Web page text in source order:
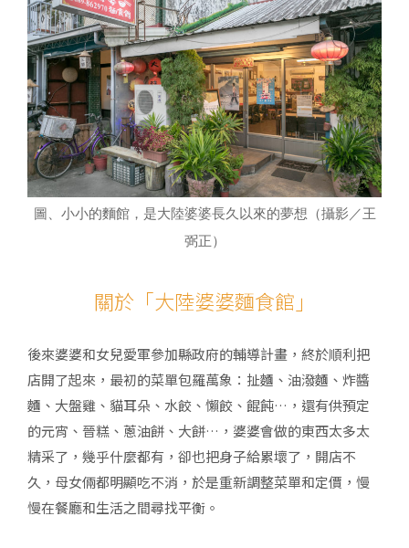
圖、小小的麵館，是大陸婆婆長久以來的夢想（攝影／王
弼正）
關於「大陸婆婆麵食館」
後來婆婆和女兒愛軍參加縣政府的輔導計畫，終於順利把
店開了起來，最初的菜單包羅萬象：扯麵、油潑麵、炸醬
麵、大盤雞、貓耳朵、水餃、懶餃、餛飩…，還有供預定
的元宵、晉糕、蔥油餅、大餅…，婆婆會做的東西太多太
精采了，幾乎什麼都有，卻也把身子給累壞了，開店不
久，母女倆都明顯吃不消，於是重新調整菜單和定價，慢
慢在餐廳和生活之間尋找平衡。